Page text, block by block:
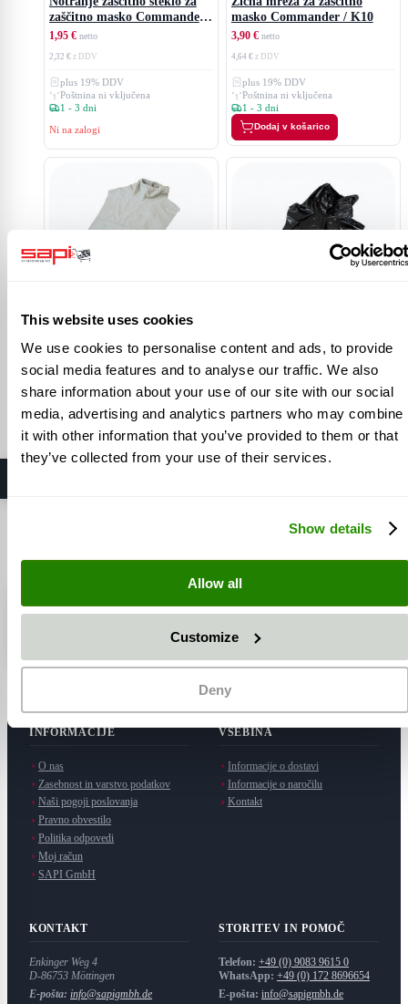
This website uses cookies
We use cookies to personalise content and ads, to provide
social media features and to analyse our traffic. We also
share information about your use of our site with our social
media, advertising and analytics partners who may combine
it with other information that you’ve provided to them or that
they’ve collected from your use of their services.
Show details
Allow all
Customize
Deny
zaščitno masko Commander /
K10
2,32 €
1,95 €
plus 19% DDV
Poštnina ni vključena
1 - 3 dni
Ni na zalogi
masko Commander / K10
4,64 €
3,90 €
plus 19% DDV
Poštnina ni vključena
1 - 3 dni
Dodaj v košarico
Commander / Panorama
153,51 €
129,00 €
plus 19% DDV
Poštnina ni vključena
1 - 3 dni
Dodaj v košarico
Commander / Panorama
101,15 €
85,00 €
plus 19% DDV
Poštnina ni vključena
Dodaj v košarico
Oglejte si na Googlu
INFORMACIJE
O nas
Zasebnost in varstvo podatkov
Naši pogoji poslovanja
Pravno obvestilo
Politika odpovedi
Moj račun
SAPI GmbH
VSEBINA
Informacije o dostavi
Informacije o naročilu
Kontakt
KONTAKT
Enkinger Weg 4
D-86753 Möttingen
E-pošta: info@sapigmbh.de
STORITEV IN POMOČ
Telefon: +49 (0) 9083 9615 0
WhatsApp: +49 (0) 172 8696654
E-pošta: info@sapigmbh.de